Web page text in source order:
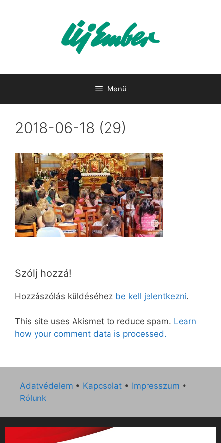
Menü
2018-06-18 (29)
Szólj hozzá!
Hozzászólás küldéséhez be kell jelentkezni.
This site uses Akismet to reduce spam. Learn
how your comment data is processed.
Adatvédelem • Kapcsolat • Impresszum •
Rólunk